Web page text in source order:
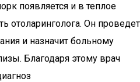
появляется и в теплое
отоларинголога. Он проведет
и назначит больному
Благодаря этому врач